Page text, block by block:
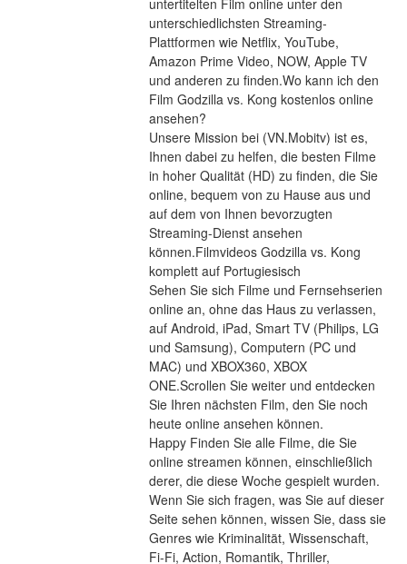
untertitelten Film online unter den
unterschiedlichsten Streaming-
Plattformen wie Netflix, YouTube,
Amazon Prime Video, NOW, Apple TV
und anderen zu finden.Wo kann ich den
Film Godzilla vs. Kong kostenlos online
ansehen?
Unsere Mission bei (VN.Mobitv) ist es,
Ihnen dabei zu helfen, die besten Filme
in hoher Qualität (HD) zu finden, die Sie
online, bequem von zu Hause aus und
auf dem von Ihnen bevorzugten
Streaming-Dienst ansehen
können.Filmvideos Godzilla vs. Kong
komplett auf Portugiesisch
Sehen Sie sich Filme und Fernsehserien
online an, ohne das Haus zu verlassen,
auf Android, iPad, Smart TV (Philips, LG
und Samsung), Computern (PC und
MAC) und XBOX360, XBOX
ONE.Scrollen Sie weiter und entdecken
Sie Ihren nächsten Film, den Sie noch
heute online ansehen können.
Happy Finden Sie alle Filme, die Sie
online streamen können, einschließlich
derer, die diese Woche gespielt wurden.
Wenn Sie sich fragen, was Sie auf dieser
Seite sehen können, wissen Sie, dass sie
Genres wie Kriminalität, Wissenschaft,
Fi-Fi, Action, Romantik, Thriller,